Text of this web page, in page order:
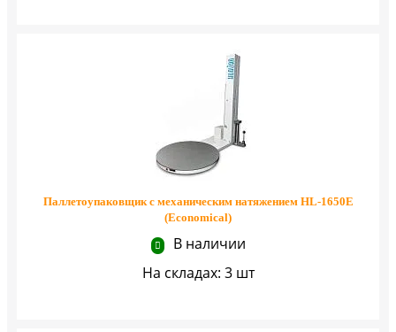
Паллетоупаковщик с механическим натяжением HL-1650E
(Economical)
В наличии
На складах: 3 шт